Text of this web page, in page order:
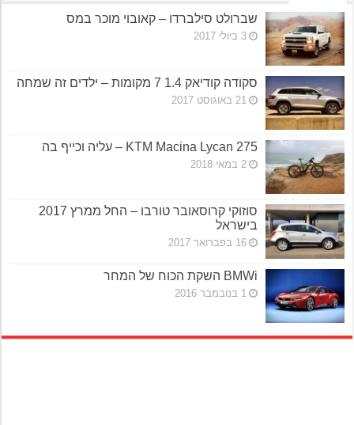
שברולט סילברדו – קאובוי מוכר במס
3 ביולי 2017
סקודה קודיאק 1.4 7 מקומות – ילדים זה שמחה
21 באוגוסט 2017
KTM Macina Lycan 275 – עליה וכייף בה
2 במאי 2018
סוזוקי קרוסאובר טורבו – החל ממרץ 2017
בישראל
16 בפברואר 2017
BMWi השקת הכוח של המחר
1 בנובמבר 2016